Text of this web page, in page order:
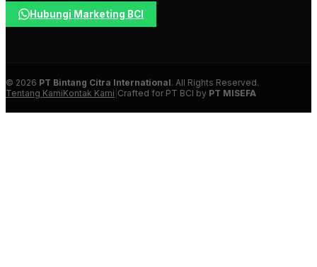
Hubungi Marketing BCI
© 2026 PT Bintang Citra International. All Rights Reserved.
Tentang KamiKontak Kami Crafted for PT BCI by PT MISEFA